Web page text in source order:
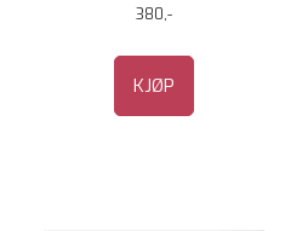
380,-
KJØP